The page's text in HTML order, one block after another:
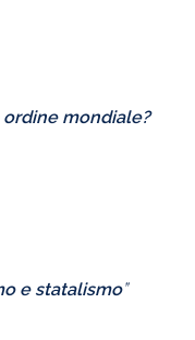
ordine mondiale?
e statalismo”